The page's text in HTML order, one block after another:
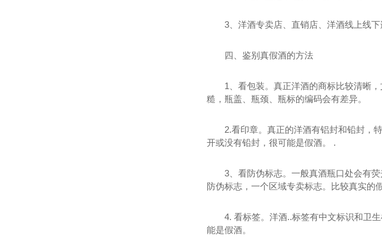
3、洋酒专卖店、直销店、洋酒线上线
四、鉴别真假酒的方法
1、看包装。真正洋酒的商标比较清晰
糙，瓶盖、瓶颈、瓶标的编码会有差异。
2.看印章。真正的洋酒有铝封和铅封，
开或没有铅封，很可能是假酒。 .
3、看防伪标志。一般真酒瓶口处会有
防伪标志，一个区域专卖标志。比较真实的
4. 看标签。洋酒..标签有中文标识和卫
能是假酒。